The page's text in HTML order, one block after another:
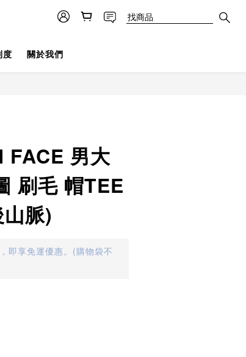
度 關於我們
FACE 男大
刷毛 帽TEE
脈)
即享免運優惠。(購物袋不